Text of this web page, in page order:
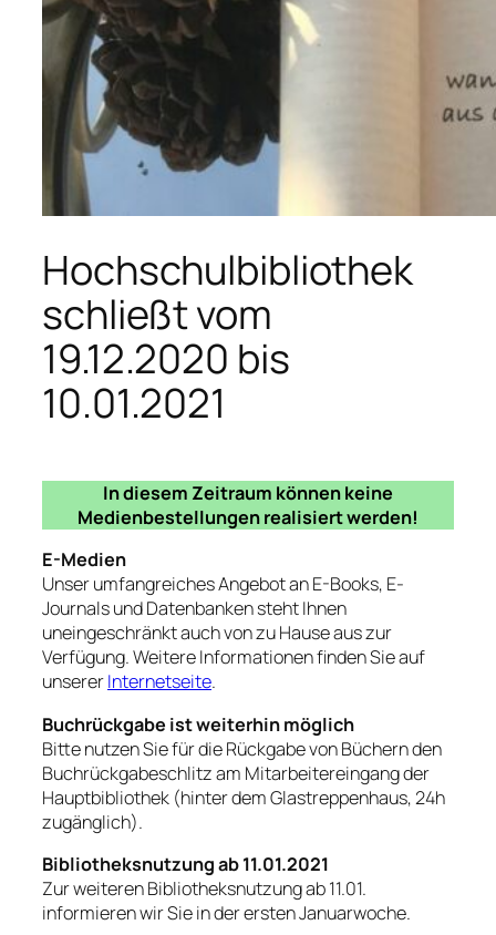
Hochschulbibliothek
schließt vom
19.12.2020 bis
10.01.2021
In diesem Zeitraum können keine
Medienbestellungen realisiert werden!
E-Medien
Unser umfangreiches Angebot an E-Books, E-
Journals und Datenbanken steht Ihnen
uneingeschränkt auch von zu Hause aus zur
Verfügung. Weitere Informationen finden Sie auf
unsererInternetseite.
Buchrückgabe ist weiterhin möglich
Bitte nutzen Sie für die Rückgabe von Büchern den
Buchrückgabeschlitz am Mitarbeitereingang der
Hauptbibliothek (hinter dem Glastreppenhaus, 24h
zugänglich).
Bibliotheksnutzung ab 11.01.2021
Zur weiteren Bibliotheksnutzung ab 11.01.
informieren wir Sie in der ersten Januarwoche.